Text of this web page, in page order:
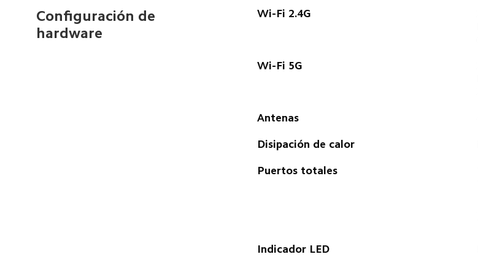
Configuración de
hardware
Wi-Fi 2.4G
Wi-Fi 5G
Antenas
Disipación de calor
Puertos totales
Indicador LED